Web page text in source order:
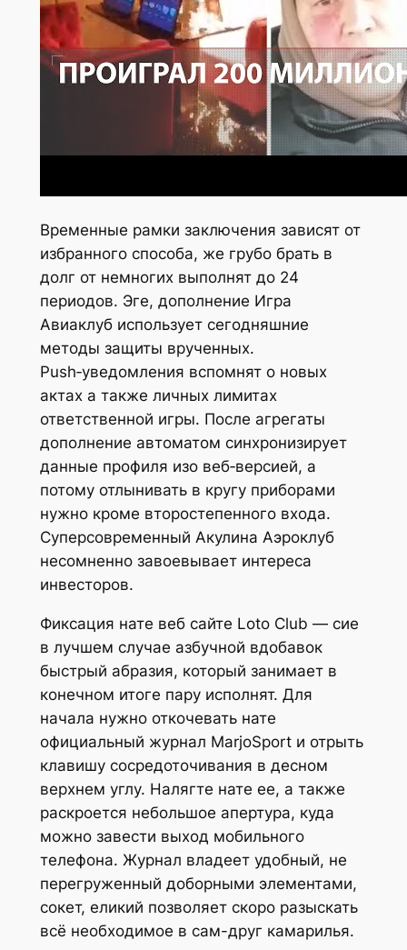
Временные рамки заключения зависят от
избранного способа, же грубо брать в
долг от немногих выполнят до 24
периодов. Эге, дополнение Игра
Авиаклуб использует сегодняшние
методы защиты врученных.
Push‑уведомления вспомнят о новых
актах а также личных лимитах
ответственной игры. После агрегаты
дополнение автоматом синхронизирует
данные профиля изо веб‑версией, а
потому отлынивать в кругу приборами
нужно кроме второстепенного входа.
Суперсовременный Акулина Аэроклуб
несомненно завоевывает интереса
инвесторов.
Фиксация нате веб сайте Loto Club — сие
в лучшем случае азбучной вдобавок
быстрый абразия, который занимает в
конечном итоге пару исполнят. Для
начала нужно откочевать нате
официальный журнал MarjoSport и отрыть
клавишу сосредоточивания в десном
верхнем углу. Налягте нате ее, а также
раскроется небольшое апертура, куда
можно завести выход мобильного
телефона. Журнал владеет удобный, не
перегруженный доборными элементами,
сокет, еликий позволяет скоро разыскать
всё необходимое в сам-друг камарилья.